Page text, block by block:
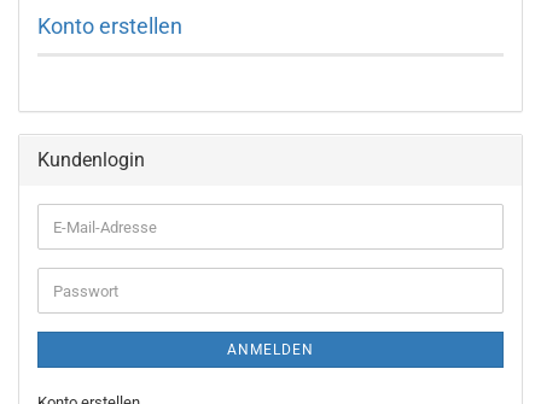
Konto erstellen
Kundenlogin
E-
Mail-
Adresse
Passwort
ANMELDEN